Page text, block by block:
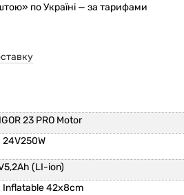
по Україні — за тарифами
23 PRO Motor
24V250W
(LI-ion)
Inflatable 42x8cm